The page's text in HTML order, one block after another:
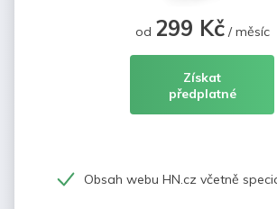
od 299 Kč/ měsíc
Získat
předplatné
Obsah webu HN.cz včetně